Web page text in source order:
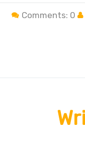
Comments: 0